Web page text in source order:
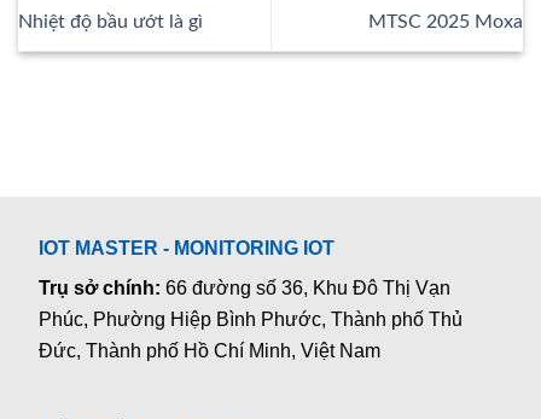
Nhiệt độ bầu ướt là gì MTSC 2025 Moxa
IOT MASTER - MONITORING IOT
Trụ sở chính:66 đường số 36, Khu Đô Thị Vạn
Phúc, Phường Hiệp Bình Phước, Thành phố Thủ
Đức, Thành phố Hồ Chí Minh, Việt Nam